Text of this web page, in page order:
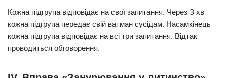
Кожна підгрупа відповідає на свої запитання. Через З хв
кожна підгрупа передає свій ватман сусідам. Насамкінець
кожна підгрупа відповідає на всі три запитання. Відтак
проводиться обговорення.